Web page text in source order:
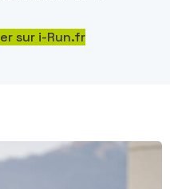
sur i-Run.fr